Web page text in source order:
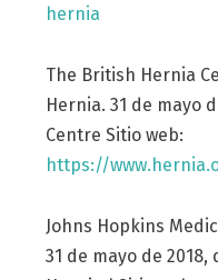
hernia
The British Hernia
Hernia. 31 de mayo
Centre Sitio web:
https://
Johns Hopkins
31 de mayo de